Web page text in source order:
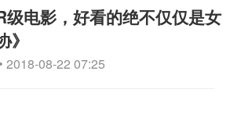
级电影，好看的绝不仅仅是女
2018-08-22 07:25